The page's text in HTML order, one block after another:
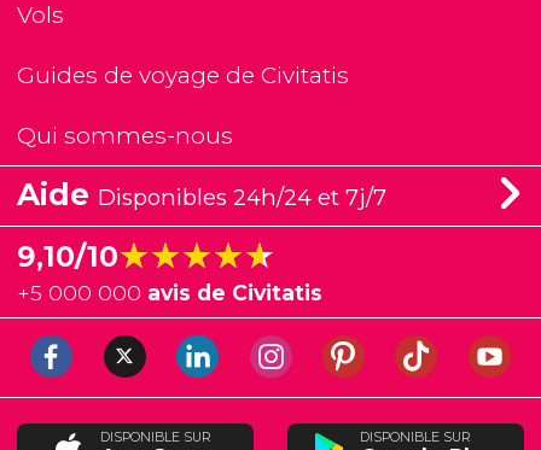
Vols
Guides de voyage de Civitatis
Qui sommes-nous
Aide Disponibles 24h/24 et 7j/7
9,10/10★★★★★
★★★★★
+5 000 000 avis de Civitatis
DISPONIBLE SUR DISPONIBLE SUR